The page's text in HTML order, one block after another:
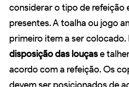
considerar o tipo de refeição
presentes. A toalha ou jogo
primeiro item a ser colocado.
disposição das louçase
acordo com a refeição. Os
devem ser posicionados de